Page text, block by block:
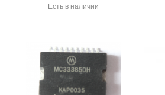
Есть в наличии